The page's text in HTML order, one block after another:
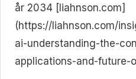
år 2034 [liahnson.com]
(https://liahnson.com/
ai-understanding-the-
applications-and-future-